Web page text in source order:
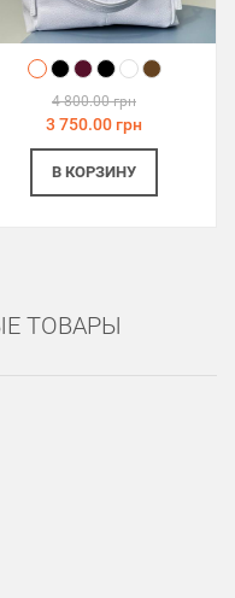
4 800.00 грн
3 750.00 грн
В КОРЗИНУ
ТОВАРЫ